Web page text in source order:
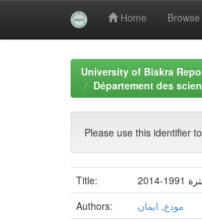
Home Browse
University of Biskra
Département des
Please use this identifier
Title:
Authors:
مودع, ايمان